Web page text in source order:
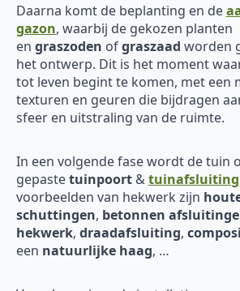
Daarna komt de beplanting en de
gazon, waarbij de gekozen planten
en graszoden ofgraszaad worden
het ontwerp. Dit is het moment
tot leven begint te komen, met een
texturen en geuren die bijdragen
sfeer en uitstraling van de ruimte.
In een volgende fase wordt de tuin
gepastetuinpoort &tuinafsluiting
voorbeelden van hekwerk zijn
schuttingen, betonnen
hekwerk, draadafsluiting,
een natuurlijke haag, …